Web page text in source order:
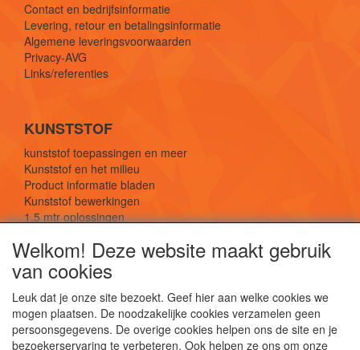
Contact en bedrijfsinformatie
Levering, retour en betalingsinformatie
Algemene leveringsvoorwaarden
Privacy-AVG
Links/referenties
KUNSTSTOF
kunststof toepassingen en meer
Kunststof en het milieu
Product informatie bladen
Kunststof bewerkingen
1,5 mtr oplossingen
SOCIALE MEDIA
Welkom! Deze website maakt gebruik
van cookies
Leuk dat je onze site bezoekt. Geef hier aan welke cookies we
mogen plaatsen. De noodzakelijke cookies verzamelen geen
persoonsgegevens. De overige cookies helpen ons de site en je
bezoekerservaring te verbeteren. Ook helpen ze ons om onze